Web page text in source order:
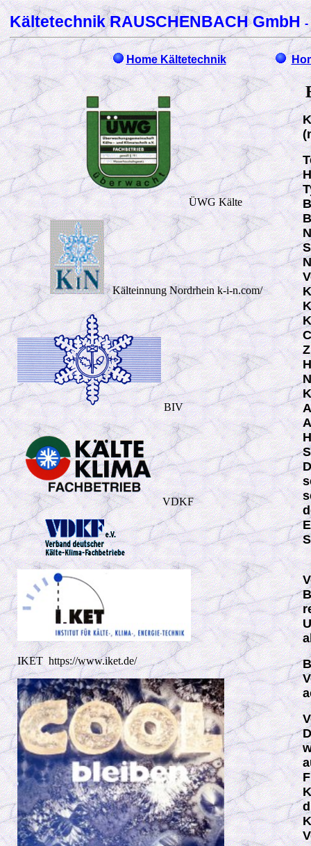
Kältetechnik RAUSCHENBACH GmbH-
Home Kältetechnik
ÜWG Kälte
Kälteinnung Nordrhein k-i-n.com/
BIV
VDKF
IKET https://www.iket.de/